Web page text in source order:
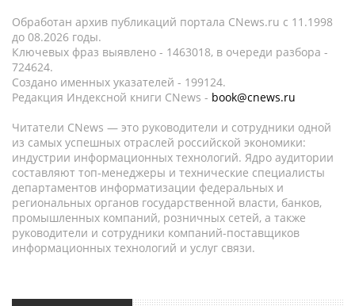
Обработан архив публикаций портала CNews.ru c 11.1998
до 08.2026 годы.
Ключевых фраз выявлено - 1463018, в очереди разбора -
724624.
Создано именных указателей - 199124.
Редакция Индексной книги CNews - book@cnews.ru
Читатели CNews — это руководители и сотрудники одной
из самых успешных отраслей российской экономики:
индустрии информационных технологий. Ядро аудитории
составляют топ-менеджеры и технические специалисты
департаментов информатизации федеральных и
региональных органов государственной власти, банков,
промышленных компаний, розничных сетей, а также
руководители и сотрудники компаний-поставщиков
информационных технологий и услуг связи.